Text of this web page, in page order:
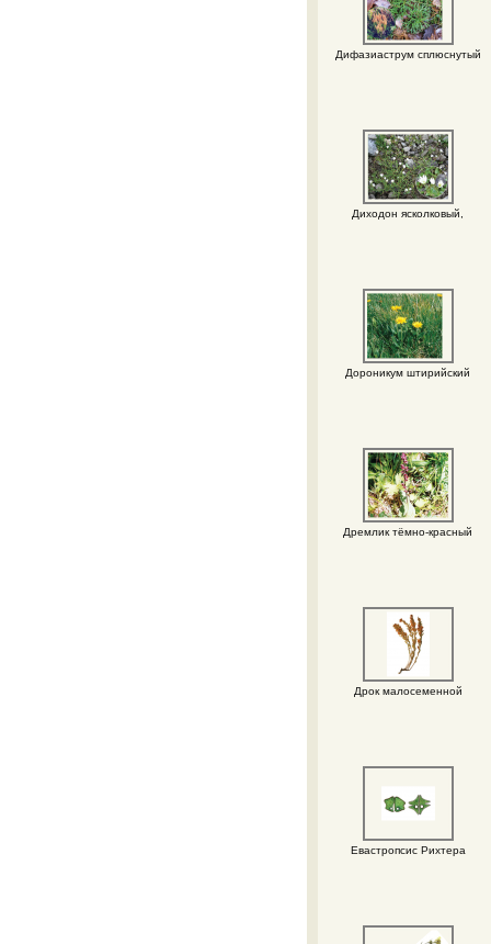
Дифазиаструм сплюснутый
Диходон ясколковый,
Дороникум штирийский
Дремлик тёмно-красный
Дрок малосеменной
Евастропсис Рихтера